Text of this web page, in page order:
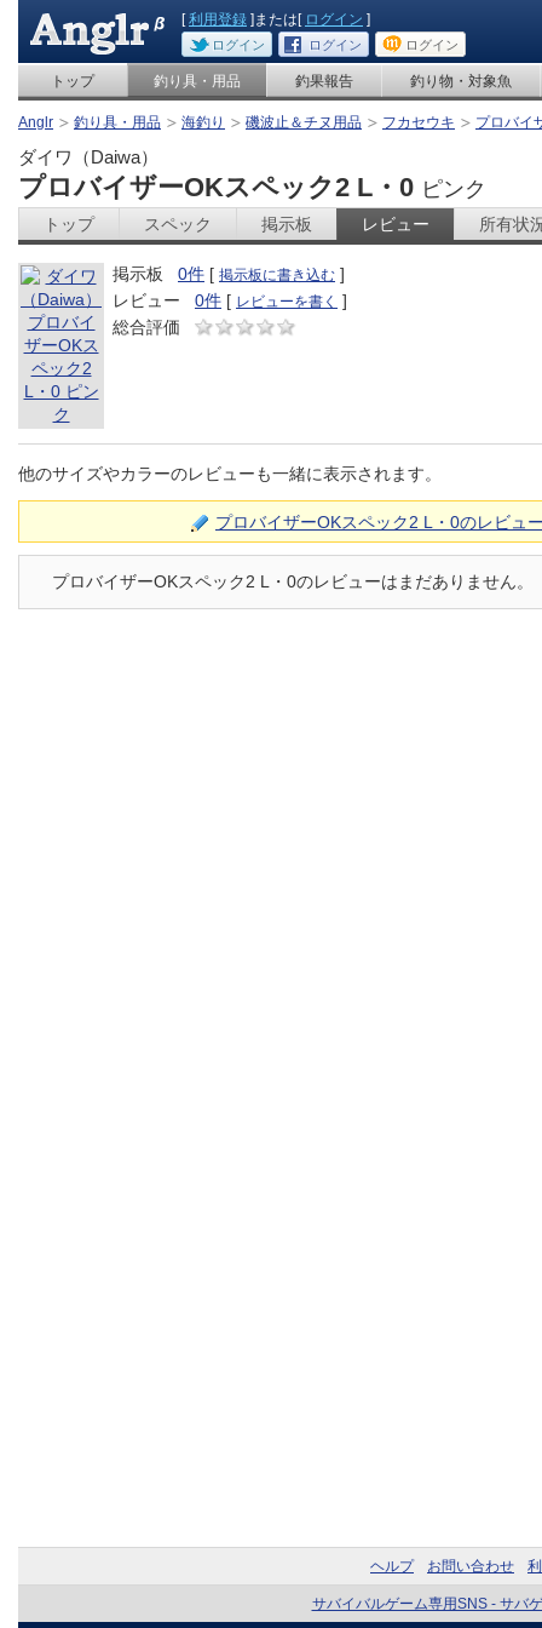
[利用登録 ]または[ ログイン ]
ログイン ログイン ログイン
トップ 釣り具・用品 釣果報告 釣り物・対象魚
Anglr 釣り具・用品 海釣り 磯波止＆チヌ用品 フカセウキ プロバイ
ダイワ（Daiwa）
プロバイザーOKスペック2 L・0 ピンク
トップ スペック 掲示板 レビュー 所有状
掲示板 0件 [ 掲示板に書き込む ]
レビュー
0件 [ レビューを書く ]
総合評価
他のサイズやカラーのレビューも一緒に表示されます。
プロバイザーOKスペック2 L・0のレビュ
プロバイザーOKスペック2 L・0のレビューはまだありません。
ヘルプ お問い合わせ
サバイバルゲーム専用SNS - サバ